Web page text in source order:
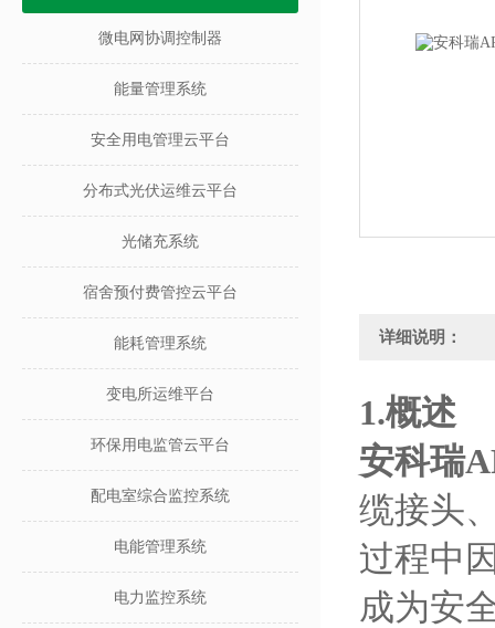
微电网协调控制器
能量管理系统
安全用电管理云平台
分布式光伏运维云平台
光储充系统
宿舍预付费管控云平台
能耗管理系统
变电所运维平台
环保用电监管云平台
配电室综合监控系统
电能管理系统
电力监控系统
详细说明：
1.概述
安科瑞
缆接头
过程中
成为安